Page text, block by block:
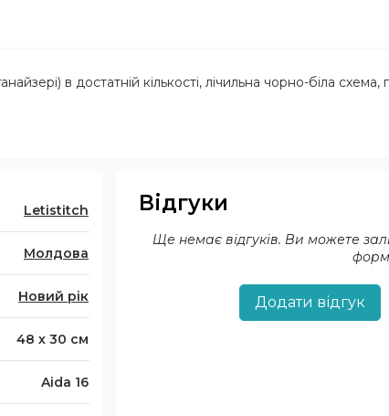
в достатній кількості, лічильна чорно-біла схема,
Letistitch
Молдова
Новий рік
48 х 30 см
Aida 16
Відгуки
Ще немає відгуків. Ви можете
Додати відгук